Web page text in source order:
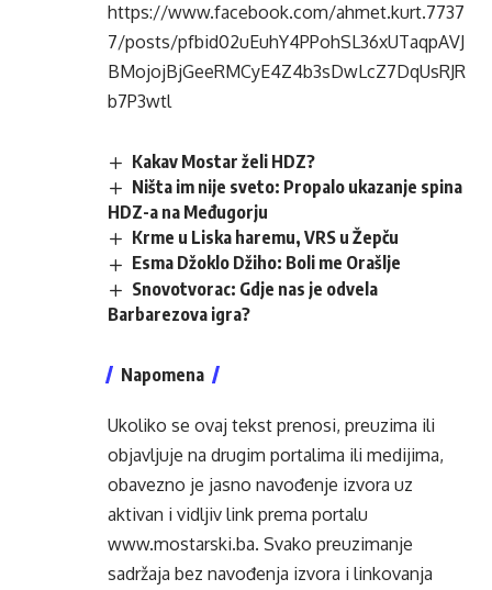
https://www.facebook.com/ahmet.kurt.7737
7/posts/pfbid02uEuhY4PPohSL36xUTaqpAVJ
BMojojBjGeeRMCyE4Z4b3sDwLcZ7DqUsRJR
b7P3wtl
Kakav Mostar želi HDZ?
Ništa im nije sveto: Propalo ukazanje spina
HDZ-a na Međugorju
Krme u Liska haremu, VRS u Žepču
Esma Džoklo Džiho: Boli me Orašlje
Snovotvorac: Gdje nas je odvela
Barbarezova igra?
Napomena
Ukoliko se ovaj tekst prenosi, preuzima ili
objavljuje na drugim portalima ili medijima,
obavezno je jasno navođenje izvora uz
aktivan i vidljiv link prema portalu
www.mostarski.ba. Svako preuzimanje
sadržaja bez navođenja izvora i linkovanja